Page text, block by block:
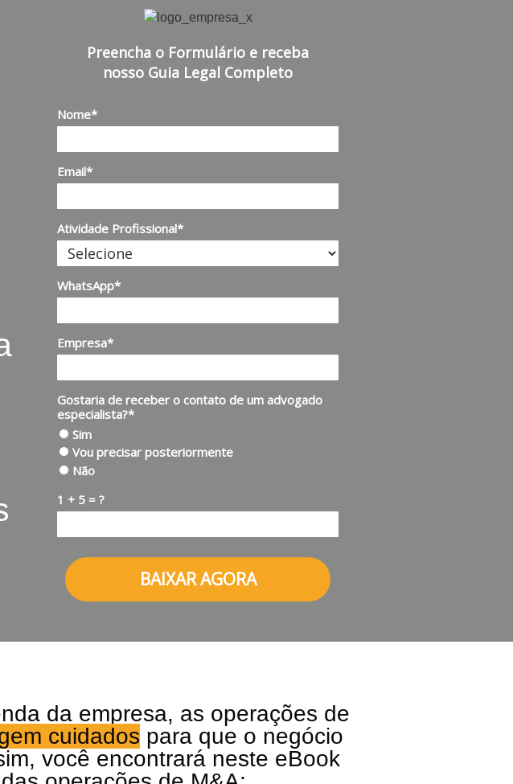
Preencha o Formulário e receba
nosso Guia Legal Completo
Nome*
Email*
Atividade Profissional*
WhatsApp*
Empresa*
Gostaria de receber o contato de um advogado
especialista?*
Sim
Vou precisar posteriormente
Não
1 + 5 = ?
BAIXAR AGORA
da empresa, as operações de
cuidados para que o negócio
você encontrará neste eBook